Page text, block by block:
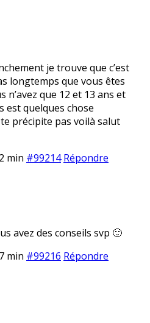
je trouve que c’est
longtemps que vous êtes
n’avez que 12 et 13 ans et
est quelques chose
précipite pas voilà salut
min #99214 Répondre
avez des conseils svp 🙂
min #99216 Répondre